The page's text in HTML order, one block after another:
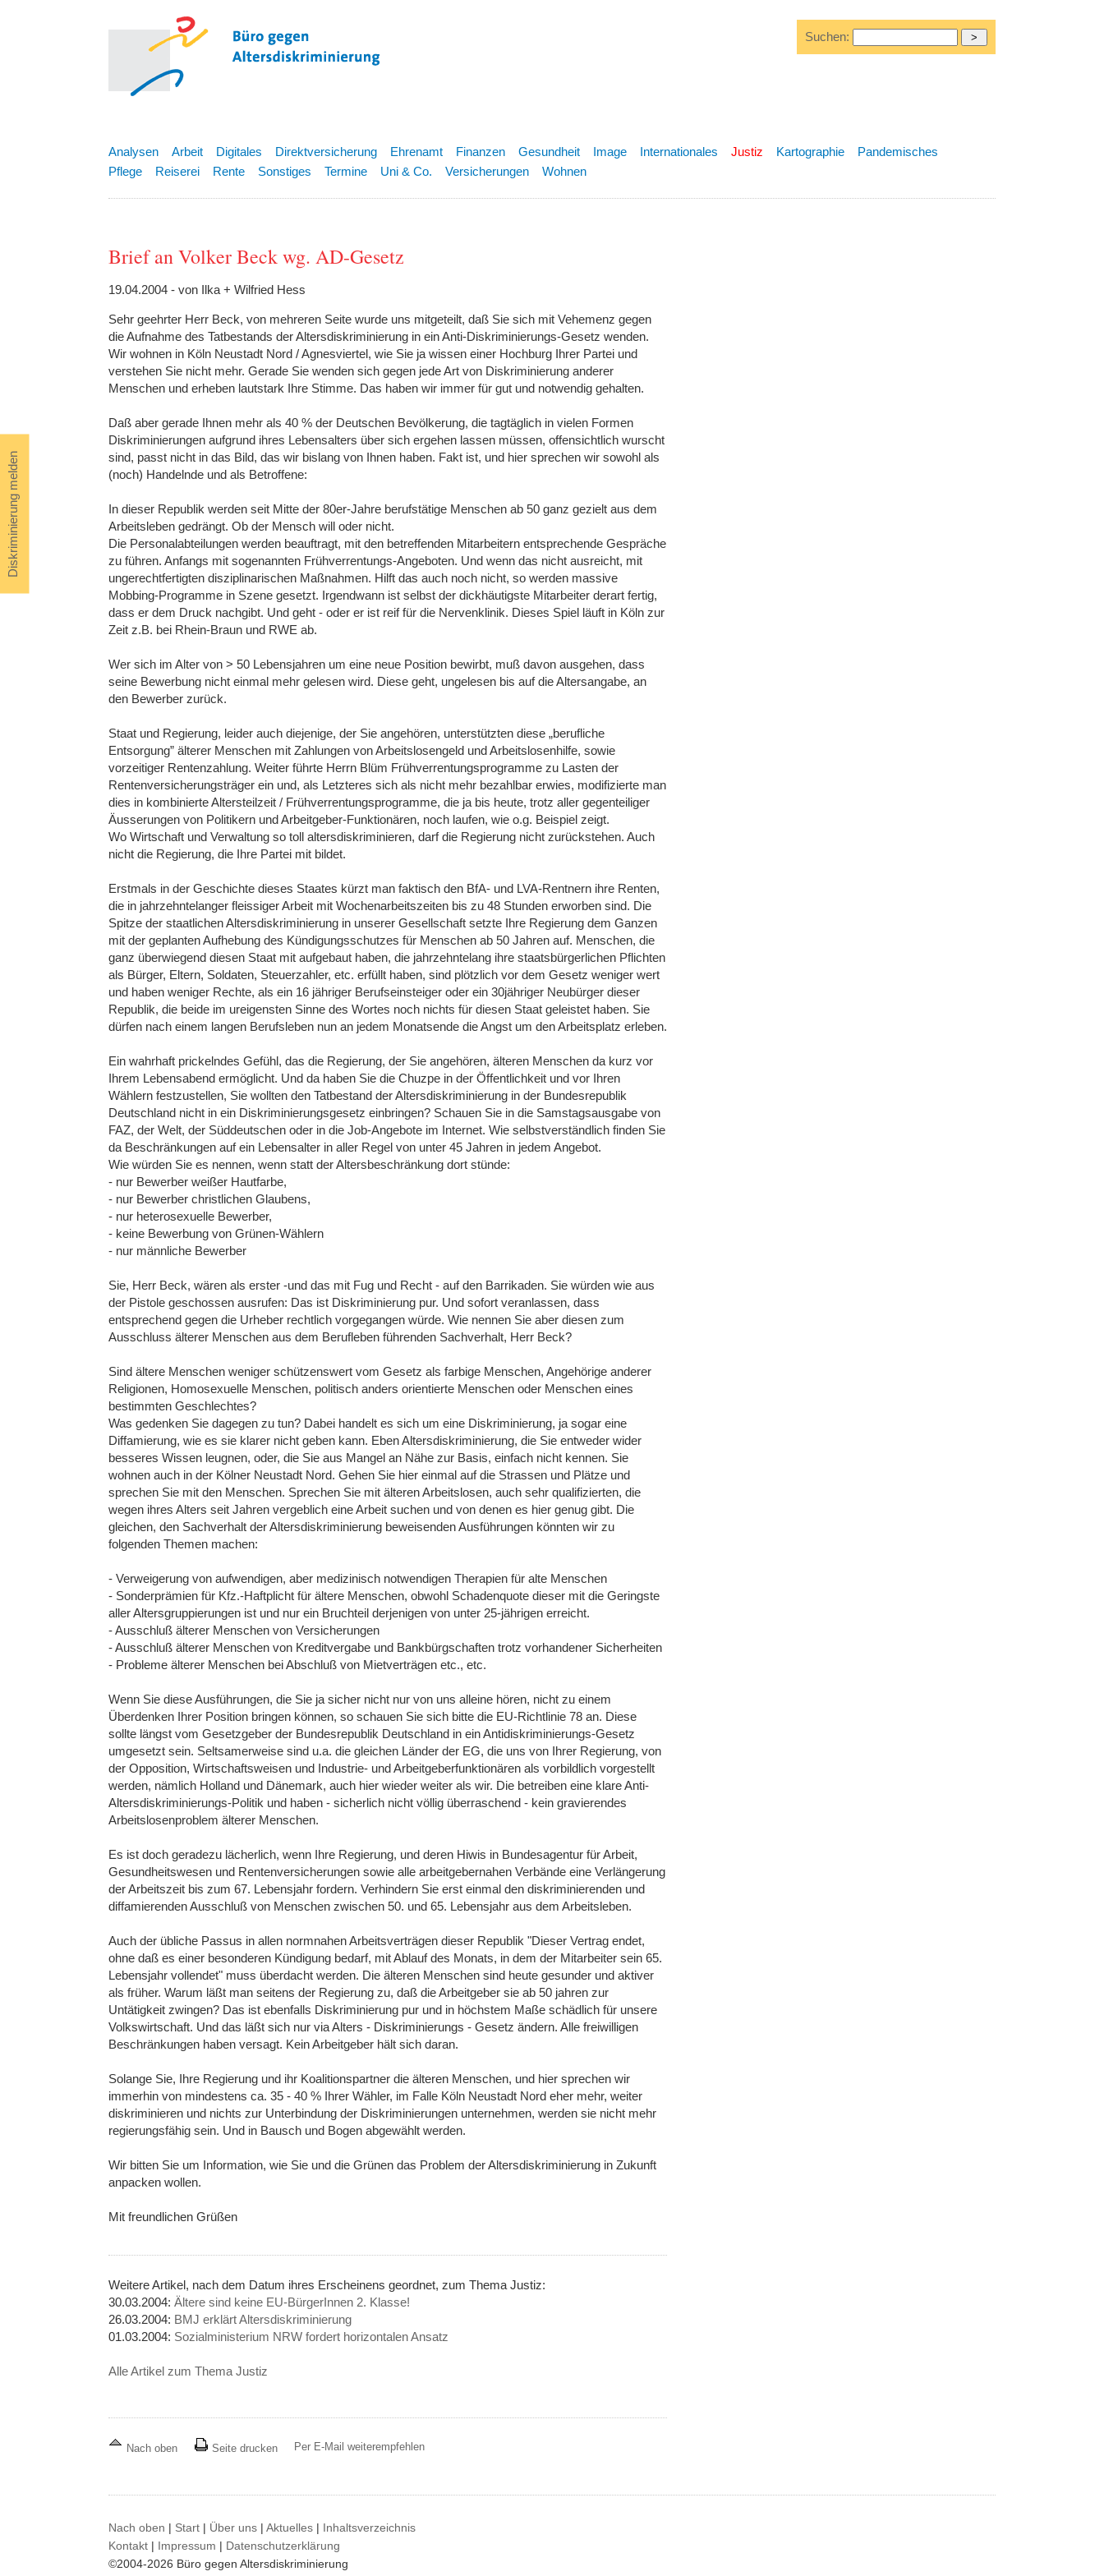
Diskriminierung melden
Suchen:
Analysen Arbeit Digitales Direktversicherung Ehrenamt Finanzen Gesundheit Image Internationales Justiz Kartographie
Pandemisches
Pflege
Reiserei Rente Sonstiges Termine Uni & Co. Versicherungen Wohnen
Brief an Volker Beck wg. AD-Gesetz
19.04.2004 - von Ilka + Wilfried Hess
Sehr geehrter Herr Beck, von mehreren Seite wurde uns mitgeteilt, daß Sie sich mit Vehemenz gegen
die Aufnahme des Tatbestands der Altersdiskriminierung in ein Anti-Diskriminierungs-Gesetz wenden.
Wir wohnen in Köln Neustadt Nord / Agnesviertel, wie Sie ja wissen einer Hochburg Ihrer Partei und
verstehen Sie nicht mehr. Gerade Sie wenden sich gegen jede Art von Diskriminierung anderer
Menschen und erheben lautstark Ihre Stimme. Das haben wir immer für gut und notwendig gehalten.
Daß aber gerade Ihnen mehr als 40 % der Deutschen Bevölkerung, die tagtäglich in vielen Formen
Diskriminierungen aufgrund ihres Lebensalters über sich ergehen lassen müssen, offensichtlich wurscht
sind, passt nicht in das Bild, das wir bislang von Ihnen haben. Fakt ist, und hier sprechen wir sowohl als
(noch) Handelnde und als Betroffene:
In dieser Republik werden seit Mitte der 80er-Jahre berufstätige Menschen ab 50 ganz gezielt aus dem
Arbeitsleben gedrängt. Ob der Mensch will oder nicht.
Die Personalabteilungen werden beauftragt, mit den betreffenden Mitarbeitern entsprechende Gespräche
zu führen. Anfangs mit sogenannten Frühverrentungs-Angeboten. Und wenn das nicht ausreicht, mit
ungerechtfertigten disziplinarischen Maßnahmen. Hilft das auch noch nicht, so werden massive
Mobbing-Programme in Szene gesetzt. Irgendwann ist selbst der dickhäutigste Mitarbeiter derart fertig,
dass er dem Druck nachgibt. Und geht - oder er ist reif für die Nervenklinik. Dieses Spiel läuft in Köln zur
Zeit z.B. bei Rhein-Braun und RWE ab.
Wer sich im Alter von > 50 Lebensjahren um eine neue Position bewirbt, muß davon ausgehen, dass
seine Bewerbung nicht einmal mehr gelesen wird. Diese geht, ungelesen bis auf die Altersangabe, an
den Bewerber zurück.
Staat und Regierung, leider auch diejenige, der Sie angehören, unterstützten diese „berufliche
Entsorgung” älterer Menschen mit Zahlungen von Arbeitslosengeld und Arbeitslosenhilfe, sowie
vorzeitiger Rentenzahlung. Weiter führte Herrn Blüm Frühverrentungsprogramme zu Lasten der
Rentenversicherungsträger ein und, als Letzteres sich als nicht mehr bezahlbar erwies, modifizierte man
dies in kombinierte Altersteilzeit / Frühverrentungsprogramme, die ja bis heute, trotz aller gegenteiliger
Äusserungen von Politikern und Arbeitgeber-Funktionären, noch laufen, wie o.g. Beispiel zeigt.
Wo Wirtschaft und Verwaltung so toll altersdiskriminieren, darf die Regierung nicht zurückstehen. Auch
nicht die Regierung, die Ihre Partei mit bildet.
Erstmals in der Geschichte dieses Staates kürzt man faktisch den BfA- und LVA-Rentnern ihre Renten,
die in jahrzehntelanger fleissiger Arbeit mit Wochenarbeitszeiten bis zu 48 Stunden erworben sind. Die
Spitze der staatlichen Altersdiskriminierung in unserer Gesellschaft setzte Ihre Regierung dem Ganzen
mit der geplanten Aufhebung des Kündigungsschutzes für Menschen ab 50 Jahren auf. Menschen, die
ganz überwiegend diesen Staat mit aufgebaut haben, die jahrzehntelang ihre staatsbürgerlichen Pflichten
als Bürger, Eltern, Soldaten, Steuerzahler, etc. erfüllt haben, sind plötzlich vor dem Gesetz weniger wert
und haben weniger Rechte, als ein 16 jähriger Berufseinsteiger oder ein 30jähriger Neubürger dieser
Republik, die beide im ureigensten Sinne des Wortes noch nichts für diesen Staat geleistet haben. Sie
dürfen nach einem langen Berufsleben nun an jedem Monatsende die Angst um den Arbeitsplatz erleben.
Ein wahrhaft prickelndes Gefühl, das die Regierung, der Sie angehören, älteren Menschen da kurz vor
Ihrem Lebensabend ermöglicht. Und da haben Sie die Chuzpe in der Öffentlichkeit und vor Ihren
Wählern festzustellen, Sie wollten den Tatbestand der Altersdiskriminierung in der Bundesrepublik
Deutschland nicht in ein Diskriminierungsgesetz einbringen? Schauen Sie in die Samstagsausgabe von
FAZ, der Welt, der Süddeutschen oder in die Job-Angebote im Internet. Wie selbstverständlich finden Sie
da Beschränkungen auf ein Lebensalter in aller Regel von unter 45 Jahren in jedem Angebot.
Wie würden Sie es nennen, wenn statt der Altersbeschränkung dort stünde:
- nur Bewerber weißer Hautfarbe,
- nur Bewerber christlichen Glaubens,
- nur heterosexuelle Bewerber,
- keine Bewerbung von Grünen-Wählern
- nur männliche Bewerber
Sie, Herr Beck, wären als erster -und das mit Fug und Recht - auf den Barrikaden. Sie würden wie aus
der Pistole geschossen ausrufen: Das ist Diskriminierung pur. Und sofort veranlassen, dass
entsprechend gegen die Urheber rechtlich vorgegangen würde. Wie nennen Sie aber diesen zum
Ausschluss älterer Menschen aus dem Berufleben führenden Sachverhalt, Herr Beck?
Sind ältere Menschen weniger schützenswert vom Gesetz als farbige Menschen, Angehörige anderer
Religionen, Homosexuelle Menschen, politisch anders orientierte Menschen oder Menschen eines
bestimmten Geschlechtes?
Was gedenken Sie dagegen zu tun? Dabei handelt es sich um eine Diskriminierung, ja sogar eine
Diffamierung, wie es sie klarer nicht geben kann. Eben Altersdiskriminierung, die Sie entweder wider
besseres Wissen leugnen, oder, die Sie aus Mangel an Nähe zur Basis, einfach nicht kennen. Sie
wohnen auch in der Kölner Neustadt Nord. Gehen Sie hier einmal auf die Strassen und Plätze und
sprechen Sie mit den Menschen. Sprechen Sie mit älteren Arbeitslosen, auch sehr qualifizierten, die
wegen ihres Alters seit Jahren vergeblich eine Arbeit suchen und von denen es hier genug gibt. Die
gleichen, den Sachverhalt der Altersdiskriminierung beweisenden Ausführungen könnten wir zu
folgenden Themen machen:
- Verweigerung von aufwendigen, aber medizinisch notwendigen Therapien für alte Menschen
- Sonderprämien für Kfz.-Haftplicht für ältere Menschen, obwohl Schadenquote dieser mit die Geringste
aller Altersgruppierungen ist und nur ein Bruchteil derjenigen von unter 25-jährigen erreicht.
- Ausschluß älterer Menschen von Versicherungen
- Ausschluß älterer Menschen von Kreditvergabe und Bankbürgschaften trotz vorhandener Sicherheiten
- Probleme älterer Menschen bei Abschluß von Mietverträgen etc., etc.
Wenn Sie diese Ausführungen, die Sie ja sicher nicht nur von uns alleine hören, nicht zu einem
Überdenken Ihrer Position bringen können, so schauen Sie sich bitte die EU-Richtlinie 78 an. Diese
sollte längst vom Gesetzgeber der Bundesrepublik Deutschland in ein Antidiskriminierungs-Gesetz
umgesetzt sein. Seltsamerweise sind u.a. die gleichen Länder der EG, die uns von Ihrer Regierung, von
der Opposition, Wirtschaftsweisen und Industrie- und Arbeitgeberfunktionären als vorbildlich vorgestellt
werden, nämlich Holland und Dänemark, auch hier wieder weiter als wir. Die betreiben eine klare Anti-
Altersdiskriminierungs-Politik und haben - sicherlich nicht völlig überraschend - kein gravierendes
Arbeitslosenproblem älterer Menschen.
Es ist doch geradezu lächerlich, wenn Ihre Regierung, und deren Hiwis in Bundesagentur für Arbeit,
Gesundheitswesen und Rentenversicherungen sowie alle arbeitgebernahen Verbände eine Verlängerung
der Arbeitszeit bis zum 67. Lebensjahr fordern. Verhindern Sie erst einmal den diskriminierenden und
diffamierenden Ausschluß von Menschen zwischen 50. und 65. Lebensjahr aus dem Arbeitsleben.
Auch der übliche Passus in allen normnahen Arbeitsverträgen dieser Republik "Dieser Vertrag endet,
ohne daß es einer besonderen Kündigung bedarf, mit Ablauf des Monats, in dem der Mitarbeiter sein 65.
Lebensjahr vollendet" muss überdacht werden. Die älteren Menschen sind heute gesunder und aktiver
als früher. Warum läßt man seitens der Regierung zu, daß die Arbeitgeber sie ab 50 jahren zur
Untätigkeit zwingen? Das ist ebenfalls Diskriminierung pur und in höchstem Maße schädlich für unsere
Volkswirtschaft. Und das läßt sich nur via Alters - Diskriminierungs - Gesetz ändern. Alle freiwilligen
Beschränkungen haben versagt. Kein Arbeitgeber hält sich daran.
Solange Sie, Ihre Regierung und ihr Koalitionspartner die älteren Menschen, und hier sprechen wir
immerhin von mindestens ca. 35 - 40 % Ihrer Wähler, im Falle Köln Neustadt Nord eher mehr, weiter
diskriminieren und nichts zur Unterbindung der Diskriminierungen unternehmen, werden sie nicht mehr
regierungsfähig sein. Und in Bausch und Bogen abgewählt werden.
Wir bitten Sie um Information, wie Sie und die Grünen das Problem der Altersdiskriminierung in Zukunft
anpacken wollen.
Mit freundlichen Grüßen
Weitere Artikel, nach dem Datum ihres Erscheinens geordnet, zum Thema Justiz:
30.03.2004: Ältere sind keine EU-BürgerInnen 2. Klasse!
26.03.2004: BMJ erklärt Altersdiskriminierung
01.03.2004: Sozialministerium NRW fordert horizontalen Ansatz
Alle Artikel zum Thema Justiz
Nach oben Seite drucken Per E-Mail weiterempfehlen
Nach oben | Start | Über uns | Aktuelles | Inhaltsverzeichnis
Kontakt | Impressum | Datenschutzerklärung
©2004-2026 Büro gegen Altersdiskriminierung